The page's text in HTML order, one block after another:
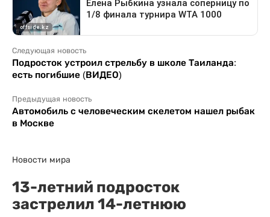
Следующая новость
Подросток устроил стрельбу в школе Таиланда:
есть погибшие (ВИДЕО)
Предыдущая новость
Автомобиль с человеческим скелетом нашел рыбак
в Москве
Новости мира
13-летний подросток
застрелил 14-летнюю